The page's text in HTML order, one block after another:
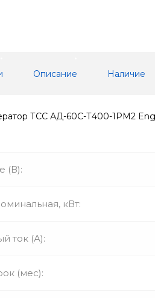
Описание Наличие
ТСС АД-60С-Т400-1РМ2
(В):
кВт:
ток (А):
(мес):